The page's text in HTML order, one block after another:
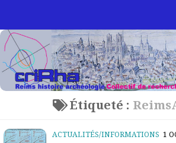
Étiqueté :
ACTUALITÉS/INFORMATIONS 1